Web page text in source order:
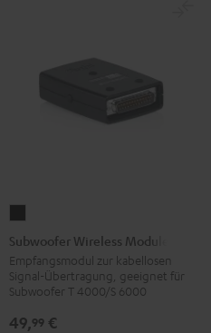
Wireless
Module
Schwarz
Version
Subwoofer Wireless Module
Empfangsmodul zur kabellosen
Signal-Übertragung, geeignet für
Subwoofer T 4000/S 6000
49,99 €